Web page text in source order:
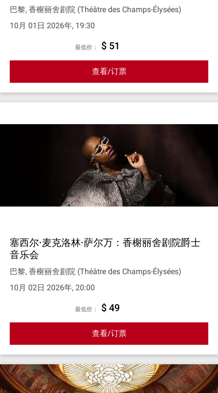
巴黎, 香榭丽舍剧院 (Théâtre des Champs-Élysées)
10月 01日 2026年, 19:30
最低价： $ 51
查看/订票
塞西尔·麦克洛林·萨尔万：香榭丽舍剧院爵士
音乐会
巴黎, 香榭丽舍剧院 (Théâtre des Champs-Élysées)
10月 02日 2026年, 20:00
最低价： $ 49
查看/订票